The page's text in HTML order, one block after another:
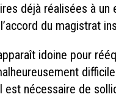
déjà réalisées à un
du magistrat
idoine pour
est nécessaire de